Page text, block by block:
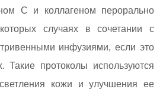
C и коллагеном перорально
случаях в сочетании с
инфузиями, если это
Такие протоколы используются
кожи и улучшения ее